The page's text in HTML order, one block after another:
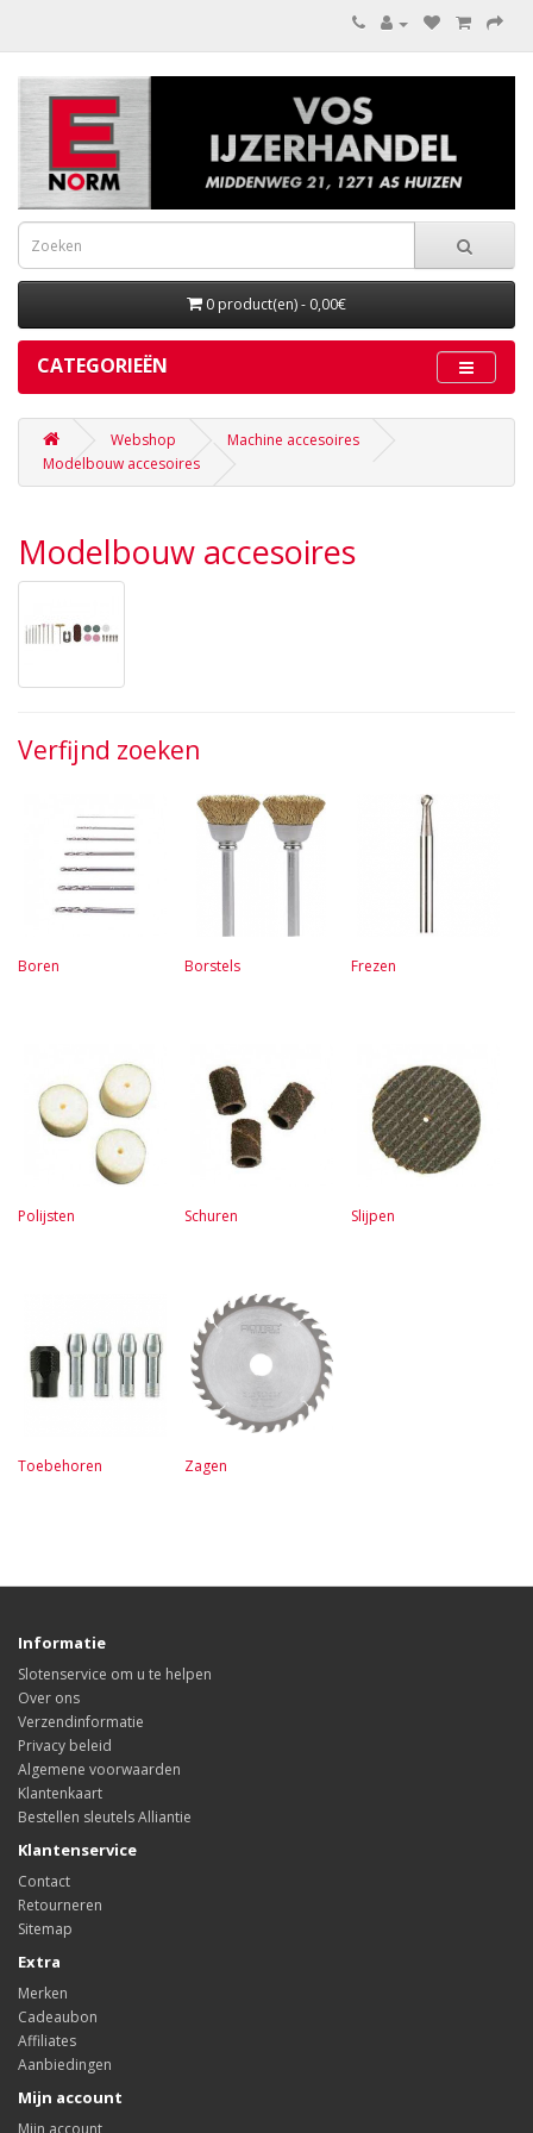
0 product(en) - 0,00€
CATEGORIEËN
Webshop
Machine accesoires
Modelbouw accesoires
Modelbouw accesoires
Verfijnd zoeken
Boren Borstels Frezen
Polijsten Schuren Slijpen
Toebehoren Zagen
Informatie
Slotenservice om u te helpen
Over ons
Verzendinformatie
Privacy beleid
Algemene voorwaarden
Klantenkaart
Bestellen sleutels Alliantie
Klantenservice
Contact
Retourneren
Sitemap
Extra
Merken
Cadeaubon
Affiliates
Aanbiedingen
Mijn account
Mijn account